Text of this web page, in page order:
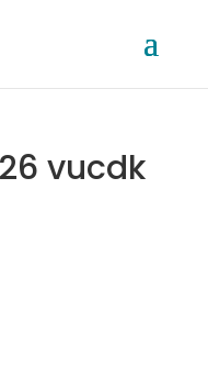
vucdk